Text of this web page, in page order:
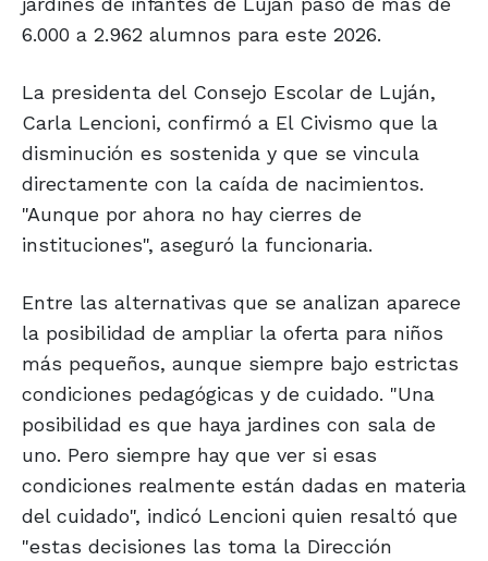
6.000 a 2.962 alumnos para este 2026.
La presidenta del Consejo Escolar de Luján,
Carla Lencioni, confirmó a El Civismo que la
disminución es sostenida y que se vincula
directamente con la caída de nacimientos.
"Aunque por ahora no hay cierres de
instituciones", aseguró la funcionaria.
Entre las alternativas que se analizan aparece
la posibilidad de ampliar la oferta para niños
más pequeños, aunque siempre bajo estrictas
condiciones pedagógicas y de cuidado. "Una
posibilidad es que haya jardines con sala de
uno. Pero siempre hay que ver si esas
condiciones realmente están dadas en materia
del cuidado", indicó Lencioni quien resaltó que
"estas decisiones las toma la Dirección